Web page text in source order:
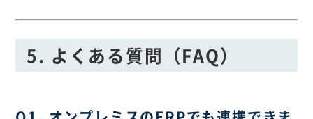
5. よくある質問（FAQ）